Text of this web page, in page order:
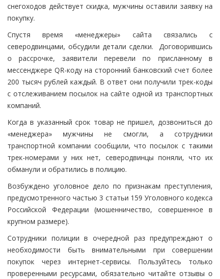
снегоходов действует скидка, мужчины оставили заявку на
покупку.
Спустя время «менеджеры» сайта связались с
северодвинцами, обсудили детали сделки. Договорившись
о рассрочке, заявители перевели по присланному в
мессенджере QR-коду на сторонний банковский счет более
200 тысяч рублей каждый. В ответ они получили трек-коды
с отслеживанием посылок на сайте одной из транспортных
компаний.
Когда в указанный срок товар не пришел, дозвониться до
«менеджера» мужчины не смогли, а сотрудники
транспортной компании сообщили, что посылок с такими
трек-номерами у них нет, северодвинцы поняли, что их
обманули и обратились в полицию.
Возбуждено уголовное дело по признакам преступления,
предусмотренного частью 3 статьи 159 Уголовного кодекса
Российской Федерации (мошенничество, совершенное в
крупном размере).
Сотрудники полиции в очередной раз предупреждают о
необходимости быть внимательными при совершении
покупок через интернет-сервисы. Пользуйтесь только
проверенными ресурсами, обязательно читайте отзывы о